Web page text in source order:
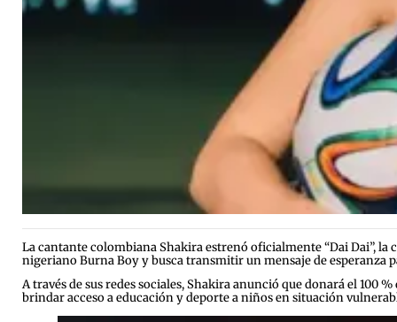
La cantante colombiana Shakira estrenó oficialmente “Dai Dai”,
nigeriano Burna Boy y busca transmitir un mensaje de esperanza
A través de sus redes sociales, Shakira anunció que donará el 100
brindar acceso a educación y deporte a niños en situación